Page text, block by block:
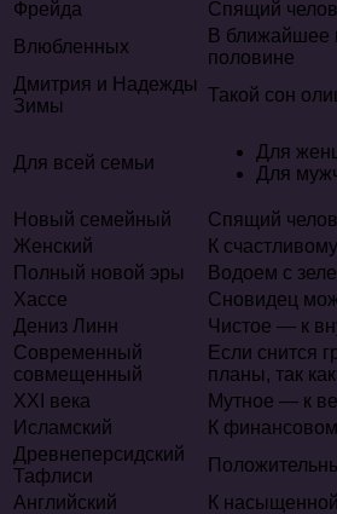
Фрейда
Спящий
Влюбленных
В ближайшее
половине
Дмитрия и Надежды
Зимы
Такой сон
Для всей семьи
Для
Для
Новый семейный
Спящий
Женский
К
Полный новой эры
Водоем с
Хассе
Сновидец
Дениз Линн
Чистое — к
Современный
совмещенный
Если снится
планы, так
XXI века
Мутное — к
Исламский
К
Древнеперсидский
Тафлиси
Английский
К